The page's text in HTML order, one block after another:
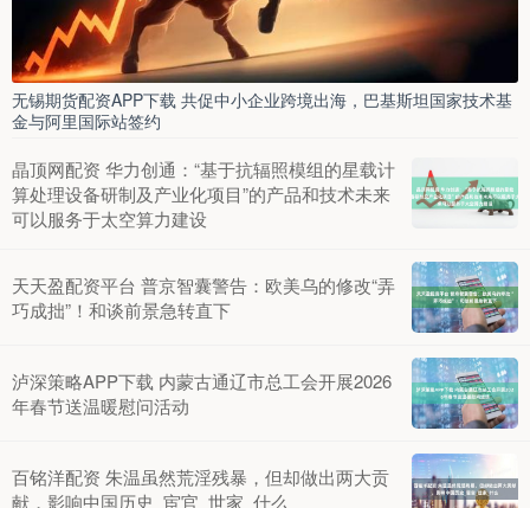
无锡期货配资APP下载 共促中小企业跨境出海，巴基斯坦国家技术基
金与阿里国际站签约
晶顶网配资 华力创通：“基于抗辐照模组的星载计
算处理设备研制及产业化项目”的产品和技术未来
可以服务于太空算力建设
天天盈配资平台 普京智囊警告：欧美乌的修改“弄
巧成拙”！和谈前景急转直下
泸深策略APP下载 内蒙古通辽市总工会开展2026
年春节送温暖慰问活动
百铭洋配资 朱温虽然荒淫残暴，但却做出两大贡
献，影响中国历史_宦官_世家_什么